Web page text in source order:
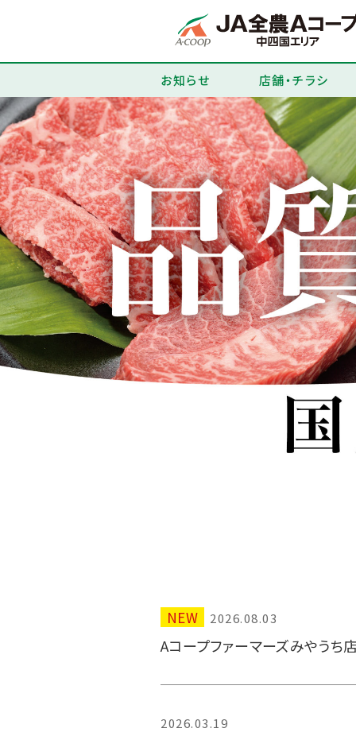
お知らせ 店舗・チラシ
NEW 2026.08.03
Aコープファーマーズみやうち
2026.03.19